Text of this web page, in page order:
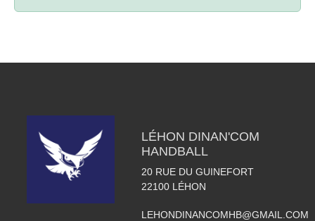
LÉHON DINAN'COM
HANDBALL
20 RUE DU GUINEFORT
22100 LÉHON
LEHONDINANCOMHB@GMAIL.COM